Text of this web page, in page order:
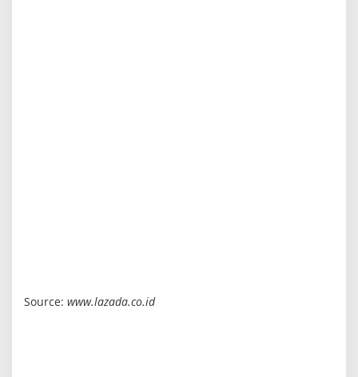
Source: www.lazada.co.id